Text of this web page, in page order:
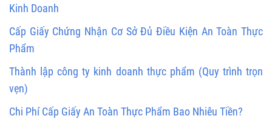
Kinh Doanh
Cấp Giấy Chứng Nhận Cơ Sở Đủ Điều Kiện An Toàn Thực
Phẩm
Thành lập công ty kinh doanh thực phẩm (Quy trình trọn
vẹn)
Chi Phí Cấp Giấy An Toàn Thực Phẩm Bao Nhiêu Tiền?